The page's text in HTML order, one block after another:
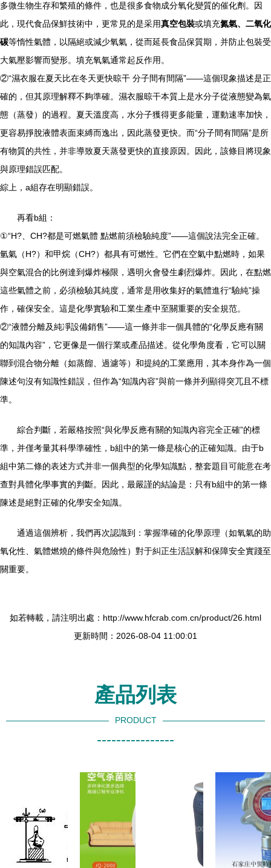
多微生物生存和繁殖的條件，也是很多食物成分氧化變質的催化劑。因
此，現代食品保鮮技術中，更常見的是采用真空包裝或填充氮氣、二氧化
碳等惰性氣體，以隔絕或減少氧氣，從而延長食品保質期，并防止包裝受
大氣壓影響而變形。填充氧氣通常起反作用。
②“濕衣服在夏天比在冬天更快晾干 分子間有間隔”——這個現象描述是正
確的，但其原理解釋不夠準確。濕衣服晾干本質上是水分子從液態變為氣
態（蒸發）的過程。夏天溫度高，水分子獲得更多能量，運動速率加快，
更容易掙脫液體表面束縛而逸出，因此蒸發更快。而“分子間有間隔”是所
有物質的共性，并非導致夏天蒸發更快的直接原因。因此，該條目將現象
與原理錯誤匹配。
綜上，a組存在明顯錯誤。
再看b組：
①“H?、CH?都是可燃氣體 點燃前須檢驗純度”——這個說法完全正確。
氫氣（H?）和甲烷（CH?）都具有可燃性。它們在空氣中點燃時，如果
與空氣混合的比例達到爆炸極限，遇明火會發生劇烈爆炸。因此，在點燃
這些氣體之前，必須檢驗其純度，通常是用收集好的氣體進行“驗純”操
作，確保安全。這是化學實驗和工業生產中至關重要的安全規范。
②“液體分離及純凈設備銷售”——這一條并非一個具體的“化學反應有關
的知識內容”，它更像是一個行業或產品描述。從化學角度看，它可以關
聯到混合物分離（如蒸餾、過濾等）和提純的工業應用，其本身作為一個
陳述句沒有知識性錯誤，但作為“知識內容”與前一條并列顯得突兀且不標
準。
綜合判斷，若嚴格按照“與化學反應有關的知識內容完全正確”的標
準，并僅考量其科學準確性，b組中的第一條是核心的正確知識。由于b
組中第二條的表述方式并非一個典型的化學知識點，整套題目可能意在考
查對具體化學事實的判斷。因此，最嚴謹的結論是：只有b組中的第一條
陳述是絕對正確的化學安全知識。
通過這個辨析，我們再次認識到：掌握準確的化學原理（如氧氣的助
氧化性、氣體燃燒的條件與危險性）對于糾正生活誤解和保障安全實踐至
關重要。
如若轉載，請注明出處：http://www.hfcrab.com.cn/product/26.html
更新時間：2026-08-04 11:00:01
產品列表
PRODUCT
----------------